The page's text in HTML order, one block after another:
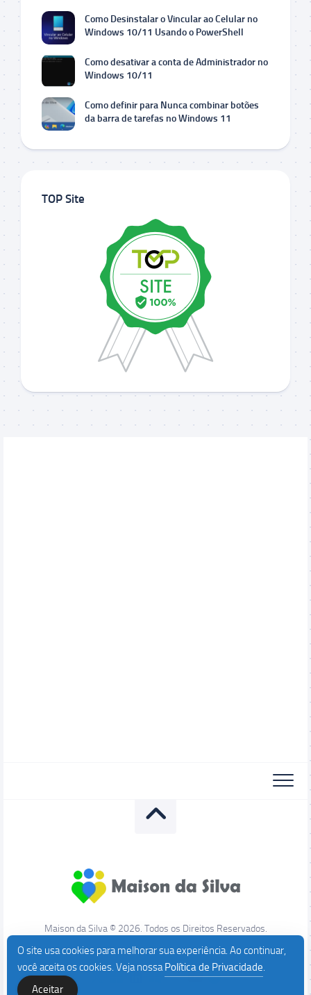
Como Desinstalar o Vincular ao Celular no
Windows 10/11 Usando o PowerShell
Como desativar a conta de Administrador no
Windows 10/11
Como definir para Nunca combinar botões
da barra de tarefas no Windows 11
TOP Site
Maison da Silva © 2026. Todos os Direitos Reservados.
O site usa cookies para melhorar sua experiência. Ao continuar,
você aceita os cookies. Veja nossaPolítica de Privacidade.
Aceitar